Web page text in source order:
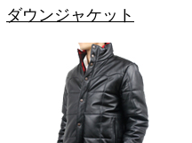
ダウンジャケット